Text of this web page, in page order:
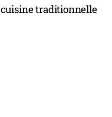
traditionnelle